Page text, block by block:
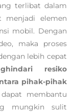
terlibat dalam
menjadi elemen
mobil. Dengan
maka proses
lebih cepat
resiko
pihak-pihak
membantu
mungkin sulit